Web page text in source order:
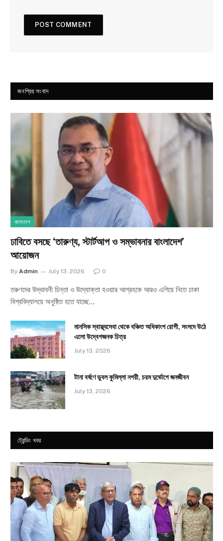
জনপ্রিয় সংবাদ
বাংলাদেশ
ঢাবিতে বসছে ‘তারুণ্য, স্টার্টআপ ও সম্ভাবনার বাংলাদেশ’
আয়োজন
By Admin July 13, 2026 0
তরুণদের উদ্ভাবনী চিন্তা ও উদ্যোক্তা হওয়ার আগ্রহকে আরও এগিয়ে নিতে ঢাকা
বিশ্ববিদ্যালয়ে অনুষ্ঠিত হতে যাচ্ছে…
মানসিক স্বাস্থ্যসেবা থেকে বঞ্চিত অধিকাংশ রোগী, সংসদে উঠে
এলো উদ্বেগজনক চিত্র
July 13, 2026
টানা বর্ষণে ডুবল কুমিল্লা নগরী, চরম দুর্ভোগে জনজীবন
July 13, 2026
ট্রেন্ডিং খবর